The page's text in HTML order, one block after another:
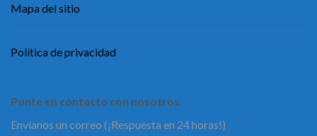
Mapa del sitio
Política de privacidad
Ponte en contacto con nosotros
Envíanos un correo (¡Respuesta en 24 horas!)